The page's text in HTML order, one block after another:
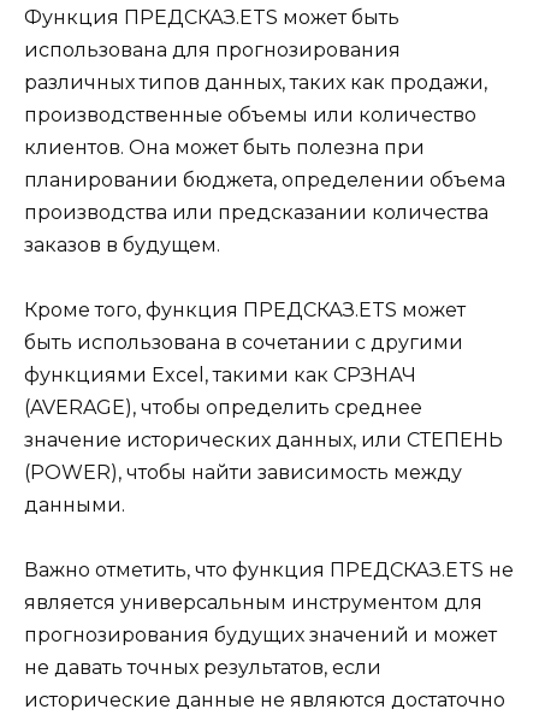
Функция ПРЕДСКАЗ.ETS может быть
использована для прогнозирования
различных типов данных, таких как продажи,
производственные объемы или количество
клиентов. Она может быть полезна при
планировании бюджета, определении объема
производства или предсказании количества
заказов в будущем.
Кроме того, функция ПРЕДСКАЗ.ETS может
быть использована в сочетании с другими
функциями Excel, такими как СРЗНАЧ
(AVERAGE), чтобы определить среднее
значение исторических данных, или СТЕПЕНЬ
(POWER), чтобы найти зависимость между
данными.
Важно отметить, что функция ПРЕДСКАЗ.ETS не
является универсальным инструментом для
прогнозирования будущих значений и может
не давать точных результатов, если
исторические данные не являются достаточно